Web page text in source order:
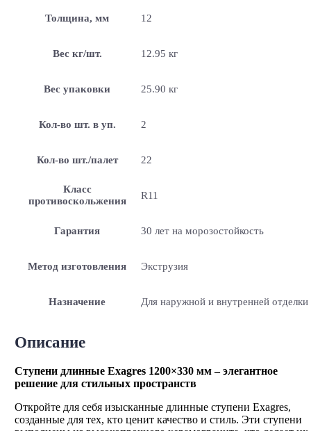
Толщина, мм 12
Вес кг/шт. 12.95 кг
Вес упаковки 25.90 кг
Кол-во шт. в уп. 2
Кол-во шт./палет 22
Класс
противоскольжения
R11
Гарантия 30 лет на морозостойкость
Метод изготовления Экструзия
Назначение Для наружной и внутренней отделки
Описание
Ступени длинные Exagres 1200×330 мм – элегантное
решение для стильных пространств
Откройте для себя изысканные длинные ступени Exagres,
созданные для тех, кто ценит качество и стиль. Эти ступени